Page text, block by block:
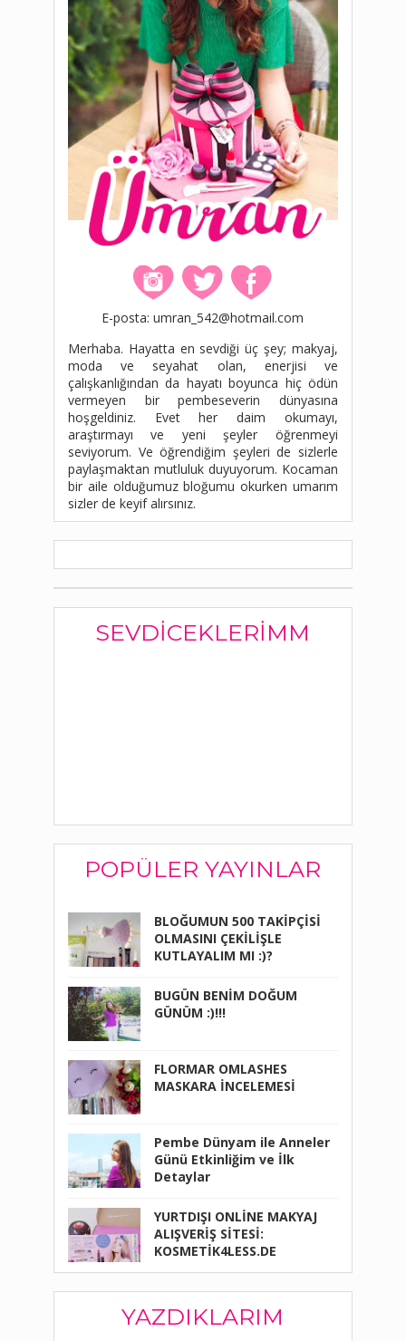
E-posta: umran_542@hotmail.com
Merhaba. Hayatta en sevdiği üç şey; makyaj,
moda ve seyahat olan, enerjisi ve
çalışkanlığından da hayatı boyunca hiç ödün
vermeyen bir pembeseverin dünyasına
hoşgeldiniz. Evet her daim okumayı,
araştırmayı ve yeni şeyler öğrenmeyi
seviyorum. Ve öğrendiğim şeyleri de sizlerle
paylaşmaktan mutluluk duyuyorum. Kocaman
bir aile olduğumuz bloğumu okurken umarım
sizler de keyif alırsınız.
SEVDICEKLERIMM
POPÜLER YAYINLAR
BLOĞUMUN 500 TAKİPÇİSİ
OLMASINI ÇEKİLİŞLE
KUTLAYALIM MI :)?
BUGÜN BENİM DOĞUM
GÜNÜM :)!!!
FLORMAR OMLASHES
MASKARA İNCELEMESİ
Pembe Dünyam ile Anneler
Günü Etkinliğim ve İlk
Detaylar
YURTDIŞI ONLİNE MAKYAJ
ALIŞVERİŞ SİTESİ:
KOSMETİK4LESS.DE
YAZDIKLARIM